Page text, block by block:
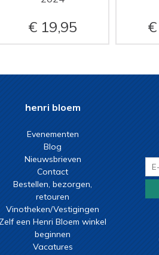
19,95
henri bloem
Evenementen
Blog
Nieuwsbrieven
Contact
Bestellen, bezorgen,
retouren
Vinotheken/Vestigingen
Zelf een Henri Bloem winkel
beginnen
Vacatures